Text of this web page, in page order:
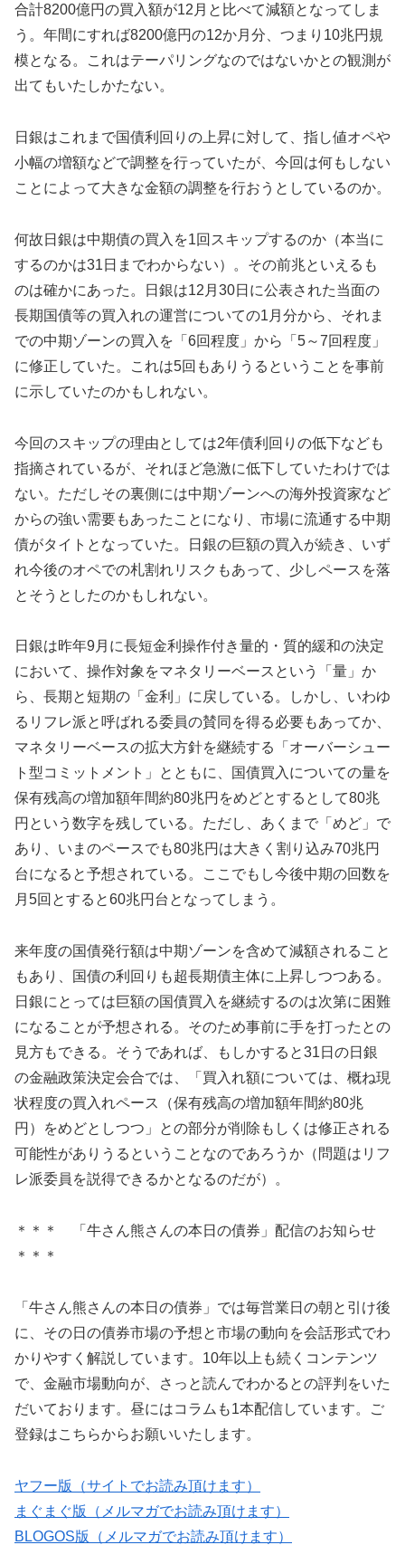
合計8200億円の買入額が12月と比べて減額となってしま
う。年間にすれば8200億円の12か月分、つまり10兆円規
模となる。これはテーパリングなのではないかとの観測が
出てもいたしかたない。
日銀はこれまで国債利回りの上昇に対して、指し値オペや
小幅の増額などで調整を行っていたが、今回は何もしない
ことによって大きな金額の調整を行おうとしているのか。
何故日銀は中期債の買入を1回スキップするのか（本当に
するのかは31日までわからない）。その前兆といえるも
のは確かにあった。日銀は12月30日に公表された当面の
長期国債等の買入れの運営についての1月分から、それま
での中期ゾーンの買入を「6回程度」から「5～7回程度」
に修正していた。これは5回もありうるということを事前
に示していたのかもしれない。
今回のスキップの理由としては2年債利回りの低下なども
指摘されているが、それほど急激に低下していたわけでは
ない。ただしその裏側には中期ゾーンへの海外投資家など
からの強い需要もあったことになり、市場に流通する中期
債がタイトとなっていた。日銀の巨額の買入が続き、いず
れ今後のオペでの札割れリスクもあって、少しペースを落
とそうとしたのかもしれない。
日銀は昨年9月に長短金利操作付き量的・質的緩和の決定
において、操作対象をマネタリーベースという「量」か
ら、長期と短期の「金利」に戻している。しかし、いわゆ
るリフレ派と呼ばれる委員の賛同を得る必要もあってか、
マネタリーベースの拡大方針を継続する「オーバーシュー
ト型コミットメント」とともに、国債買入についての量を
保有残高の増加額年間約80兆円をめどとするとして80兆
円という数字を残している。ただし、あくまで「めど」で
あり、いまのペースでも80兆円は大きく割り込み70兆円
台になると予想されている。ここでもし今後中期の回数を
月5回とすると60兆円台となってしまう。
来年度の国債発行額は中期ゾーンを含めて減額されること
もあり、国債の利回りも超長期債主体に上昇しつつある。
日銀にとっては巨額の国債買入を継続するのは次第に困難
になることが予想される。そのため事前に手を打ったとの
見方もできる。そうであれば、もしかすると31日の日銀
の金融政策決定会合では、「買入れ額については、概ね現
状程度の買入れペース（保有残高の増加額年間約80兆
円）をめどとしつつ」との部分が削除もしくは修正される
可能性がありうるということなのであろうか（問題はリフ
レ派委員を説得できるかとなるのだが）。
＊＊＊ 「牛さん熊さんの本日の債券」配信のお知らせ
＊＊＊
「牛さん熊さんの本日の債券」では毎営業日の朝と引け後
に、その日の債券市場の予想と市場の動向を会話形式でわ
かりやすく解説しています。10年以上も続くコンテンツ
で、金融市場動向が、さっと読んでわかるとの評判をいた
だいております。昼にはコラムも1本配信しています。ご
登録はこちらからお願いいたします。
ヤフー版（サイトでお読み頂けます）
まぐまぐ版（メルマガでお読み頂けます）
BLOGOS版（メルマガでお読み頂けます）